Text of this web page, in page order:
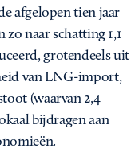
afgelopen tien jaar
naar schatting 1,1
grotendeels uit
van LNG-import,
(waarvan 2,4
bijdragen aan